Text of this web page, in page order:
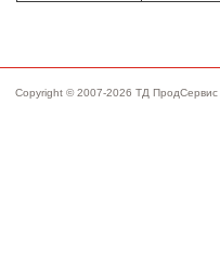
Copyright © 2007-2026 ТД ПродСервис